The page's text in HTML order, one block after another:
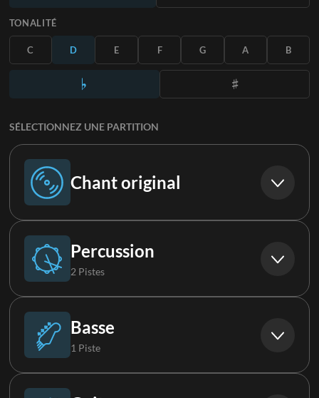
S'ABONNER
TONALITÉ
C D E F G A B
SÉLECTIONNEZ UNE PARTITION
Chant original
Chant original
Percussion
2 Pistes
Batterie
Percussions
Basse
1 Piste
Basse